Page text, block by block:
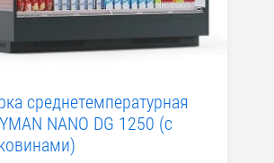
среднетемпературная
NANO DG 1250 (с